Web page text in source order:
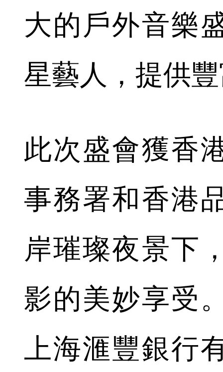
大的戶外音樂
星藝人，提供
此次盛會獲香
事務署和香港
岸璀璨夜景下
影的美妙享受
上海滙豐銀行